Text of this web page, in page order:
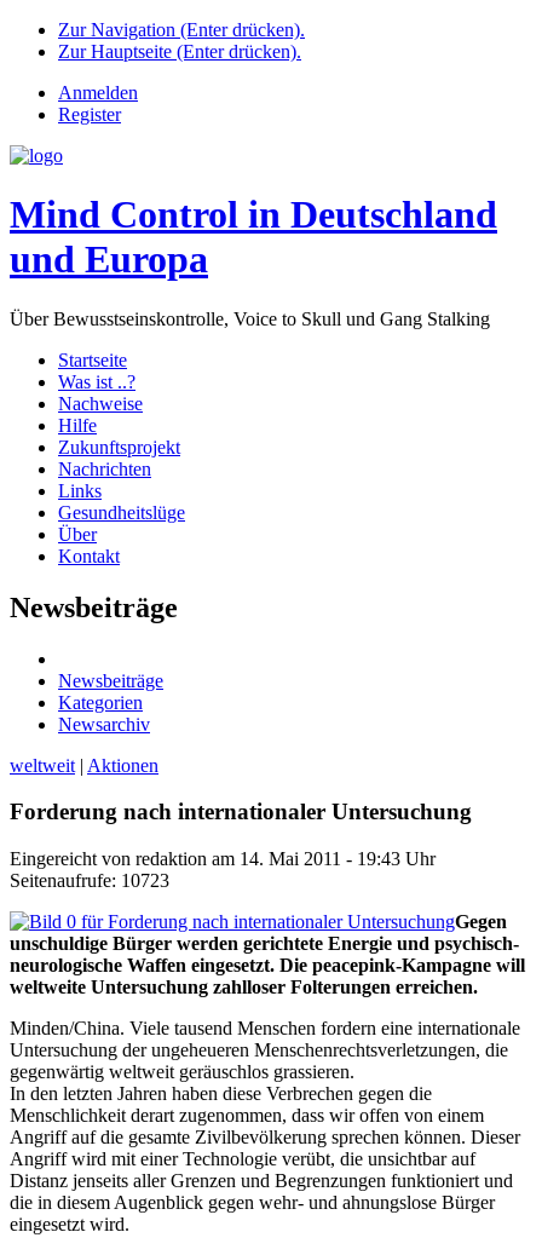
Zur Navigation (Enter drücken).
Zur Hauptseite (Enter drücken).
Anmelden
Register
Mind Control in Deutschland
und Europa
Über Bewusstseinskontrolle, Voice to Skull und Gang Stalking
Startseite
Was ist ..?
Nachweise
Hilfe
Zukunftsprojekt
Nachrichten
Links
Gesundheitslüge
Über
Kontakt
Newsbeiträge
Newsbeiträge
Kategorien
Newsarchiv
weltweit | Aktionen
Forderung nach internationaler Untersuchung
Eingereicht von redaktion am 14. Mai 2011 - 19:43 Uhr
Seitenaufrufe: 10723
Gegen
unschuldige Bürger werden gerichtete Energie und psychisch-
neurologische Waffen eingesetzt. Die peacepink-Kampagne will
weltweite Untersuchung zahlloser Folterungen erreichen.
Minden/China. Viele tausend Menschen fordern eine internationale
Untersuchung der ungeheueren Menschenrechtsverletzungen, die
gegenwärtig weltweit geräuschlos grassieren.
In den letzten Jahren haben diese Verbrechen gegen die
Menschlichkeit derart zugenommen, dass wir offen von einem
Angriff auf die gesamte Zivilbevölkerung sprechen können. Dieser
Angriff wird mit einer Technologie verübt, die unsichtbar auf
Distanz jenseits aller Grenzen und Begrenzungen funktioniert und
die in diesem Augenblick gegen wehr- und ahnungslose Bürger
eingesetzt wird.